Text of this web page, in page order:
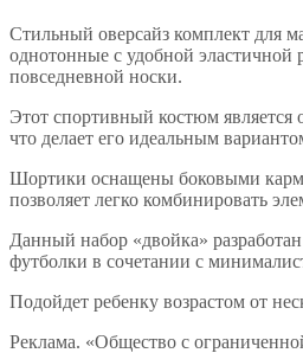
Стильный оверсайз комплект для
однотонные с удобной эластичной
повседневной носки.
Этот спортивный костюм является
что делает его идеальным
Шортики оснащены боковыми
позволяет легко комбинировать
Данный набор «двойка»
футболки в сочетании с
Подойдет ребенку возрастом от
Реклама. «Общество с